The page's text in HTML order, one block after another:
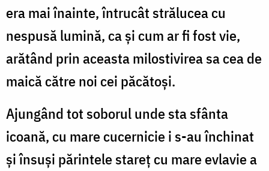
era mai înainte, întrucât strălucea cu
nespusă lumină, ca şi cum ar fi fost vie,
arătând prin aceasta milostivirea sa cea de
maică către noi cei păcătoşi.
Ajungând tot soborul unde sta sfânta
icoană, cu mare cucernicie i s-au închinat
şi însuşi părintele stareţ cu mare evlavie a